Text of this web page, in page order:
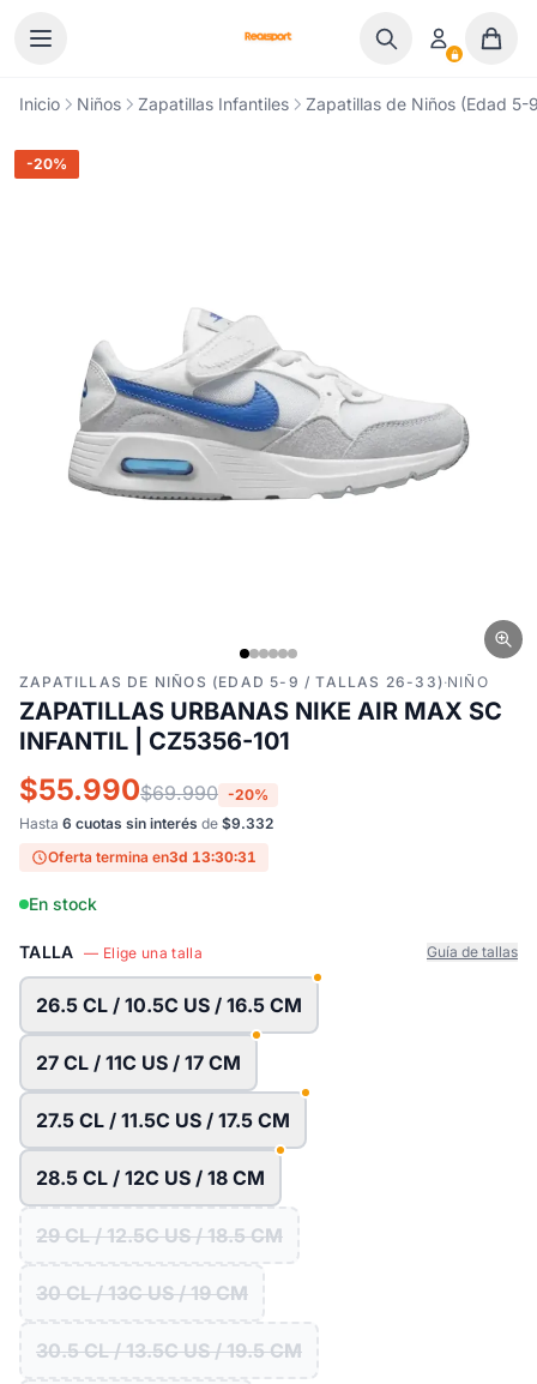
Inicio Niños Zapatillas Infantiles Zapatillas de Niños (Edad
-20%
ZAPATILLAS DE NIÑOS (EDAD 5-9 / TALLAS 26-33)·NIÑO
ZAPATILLAS URBANAS NIKE AIR MAX SC
INFANTIL | CZ5356-101
$55.990$69.990 -20%
Hasta 6 cuotas sin interés de $9.332
Oferta termina en3d 13:30:30
En stock
TALLA — Elige una talla Guía de tallas
26.5 CL / 10.5C US / 16.5 CM
27 CL / 11C US / 17 CM
27.5 CL / 11.5C US / 17.5 CM
28.5 CL / 12C US / 18 CM
29 CL / 12.5C US / 18.5 CM
30 CL / 13C US / 19 CM
30.5 CL / 13.5C US / 19.5 CM